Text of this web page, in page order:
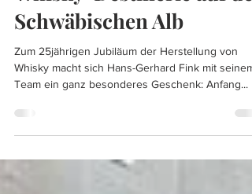
Finch eröffnet neue
Whisky-Destillerie auf der
Schwäbischen Alb
Zum 25jährigen Jubiläum der Herstellung von
Team ein ganz besonderes Geschenk: Anfang...